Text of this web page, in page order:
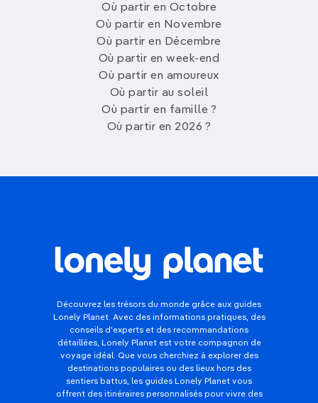
Où partir en Octobre
Où partir en Novembre
Où partir en Décembre
Où partir en week-end
Où partir en amoureux
Où partir au soleil
Où partir en famille ?
Où partir en 2026 ?
Découvrez les trésors du monde grâce aux guides
Lonely Planet. Avec des informations pratiques, des
conseils d'experts et des recommandations
détaillées, Lonely Planet est votre compagnon de
voyage idéal. Que vous cherchiez à explorer des
destinations populaires ou des lieux hors des
sentiers battus, les guides Lonely Planet vous
offrent des itinéraires personnalisés pour vivre des